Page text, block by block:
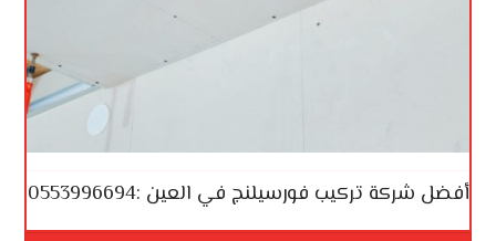
أفضل شركة تركيب فورسيلنج في العين :0553996694